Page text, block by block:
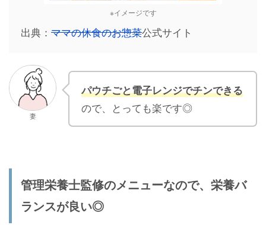
※イメージです
出典： ママの休食のお惣菜公式サイト
妻
パウチごと電子レンジでチンできる
ので、とっても楽です◎
管理栄養士監修のメニューなので、栄養バ
ランスが良い◎